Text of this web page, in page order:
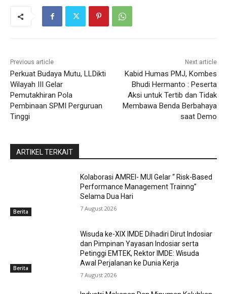
Previous article
Perkuat Budaya Mutu, LLDikti
Wilayah III Gelar
Pemutakhiran Pola
Pembinaan SPMI Perguruan
Tinggi
Next article
Kabid Humas PMJ, Kombes
Bhudi Hermanto : Peserta
Aksi untuk Tertib dan Tidak
Membawa Benda Berbahaya
saat Demo
ARTIKEL TERKAIT
Berita
Kolaborasi AMREI- MUI Gelar “ Risk-Based
Performance Management Trainng”
Selama Dua Hari
7 August 2026
Berita
Wisuda ke-XIX IMDE Dihadiri Dirut Indosiar
dan Pimpinan Yayasan Indosiar serta
Petinggi EMTEK, Rektor IMDE: Wisuda
Awal Perjalanan ke Dunia Kerja
7 August 2026